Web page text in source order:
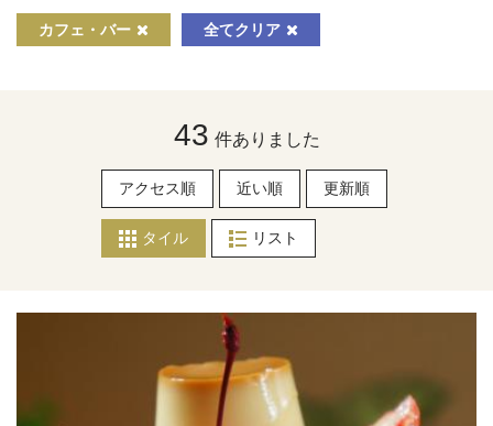
カフェ・バー 全てクリア
43 件ありました
アクセス順 近い順 更新順
タイル リスト